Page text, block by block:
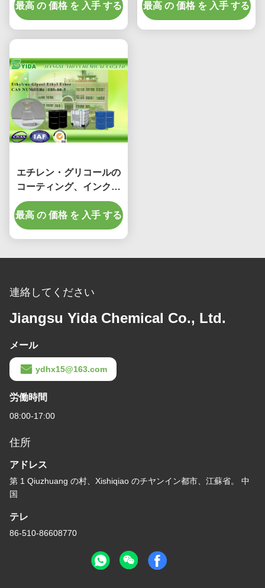
Cas 第 110-80-5、2-
Ethoxyethanol
最高 の 価格 を 入手 する
Diglycol
最高 の 価格 を 入手 する
エチレン・グリコールの
コーティング、インク、
接着剤のための モノ エー
テル Einecs 第 203-804-
1
最高 の 価格 を 入手 する
連絡してください
Jiangsu Yida Chemical Co., Ltd.
メール
ydhx15@163.com
労働時間
08:00-17:00
住所
アドレス
第 1 Qiuzhuang の村、Xishiqiao のチヤンイン都市、江蘇省。 中
国
テレ
86-510-86608770